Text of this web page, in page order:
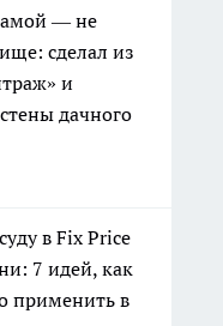
— не
сделал из
и
дачного
в Fix Price
7 идей, как
применить в